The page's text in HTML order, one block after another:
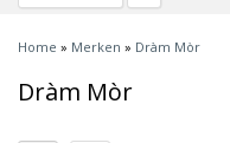
Home » Merken » Dràm Mòr
Dràm Mòr